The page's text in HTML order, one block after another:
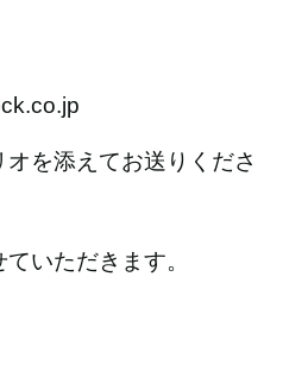
を添えてお送りくださ
いただきます。